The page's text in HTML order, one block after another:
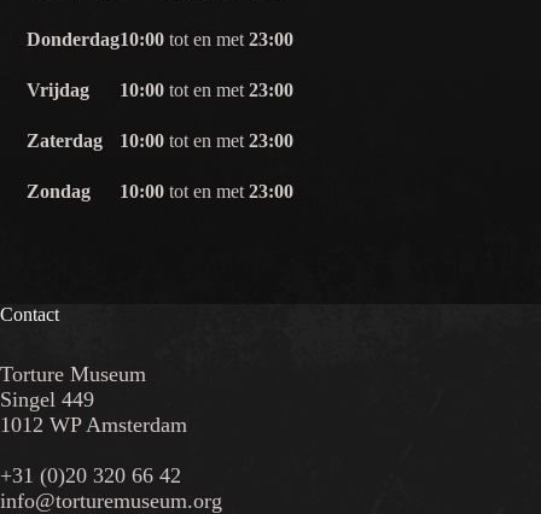
Donderdag
Vrijdag
Zaterdag
Zondag
10:00 tot en met23:00
10:00 tot en met 23:00
10:00 tot en met23:00
10:00 tot en met23:00
Contact
Torture Museum
Singel 449
1012 WP Amsterdam
+31 (0)20 320 66 42
info@torturemuseum.org